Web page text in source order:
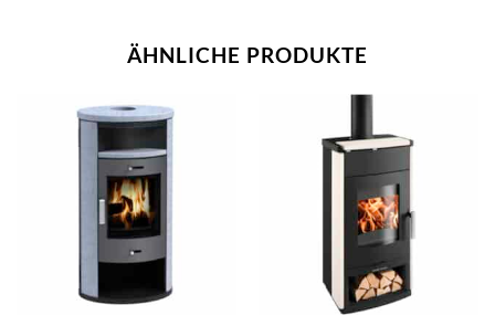
ÄHNLICHE PRODUKTE